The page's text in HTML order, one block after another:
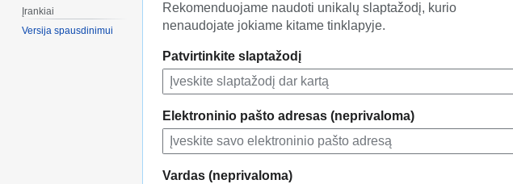
Rekomenduojame naudoti unikalų slaptažodį, kurio
nenaudojate jokiame kitame tinklapyje.
Patvirtinkite slaptažodį
Elektroninio pašto adresas (neprivaloma)
Vardas (neprivaloma)
Įrankiai
Versija spausdinimui